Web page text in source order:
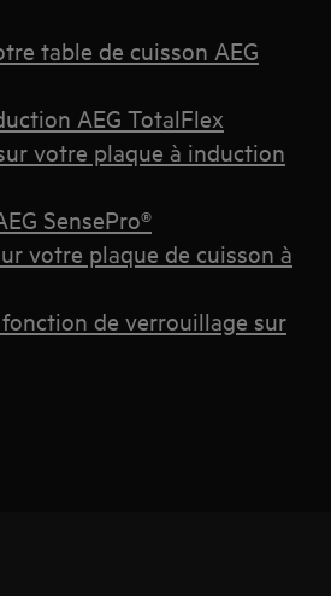
table de cuisson AEG
AEG TotalFlex
votre plaque à induction
SensePro®
votre plaque de cuisson à
de verrouillage sur